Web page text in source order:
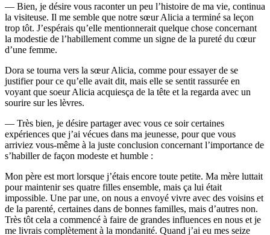
— Bien, je désire vous raconter un peu l’histoire de ma vie, continua
la visiteuse. Il me semble que notre sœur Alicia a terminé sa leçon
trop tôt. J’espérais qu’elle mentionnerait quelque chose concernant
la modestie de l’habillement comme un signe de la pureté du cœur
d’une femme.
Dora se tourna vers la sœur Alicia, comme pour essayer de se
justifier pour ce qu’elle avait dit, mais elle se sentit rassurée en
voyant que soeur Alicia acquiesça de la tête et la regarda avec un
sourire sur les lèvres.
— Très bien, je désire partager avec vous ce soir certaines
expériences que j’ai vécues dans ma jeunesse, pour que vous
arriviez vous-même à la juste conclusion concernant l’importance de
s’habiller de façon modeste et humble :
Mon père est mort lorsque j’étais encore toute petite. Ma mère luttait
pour maintenir ses quatre filles ensemble, mais ça lui était
impossible. Une par une, on nous a envoyé vivre avec des voisins et
de la parenté, certaines dans de bonnes familles, mais d’autres non.
Très tôt cela a commencé à faire de grandes influences en nous et je
me livrais complètement à la mondanité. Quand j’ai eu mes seize